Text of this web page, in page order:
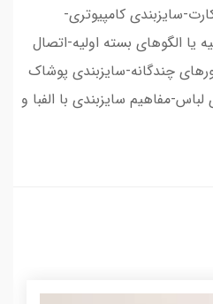
سایزبندی کامپیوتری-
یا الگوهای بسته اولیه-اتصال
چندگانه-سایزبندی پوشاک
مفاهیم سایزبندی با الفبا و